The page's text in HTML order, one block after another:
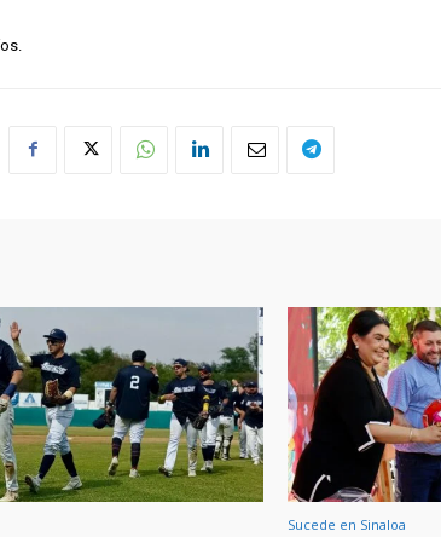
Sucede en Sinaloa